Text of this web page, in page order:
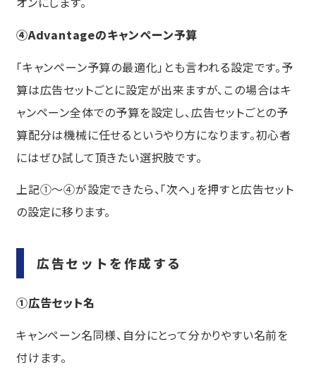
④Advantageのキャンペーン予算
「キャンペーン予算の最適化」とも言われる設定です。予
算は広告セットごとに設定が出来ますが、この場合はキ
ャンペーン全体での予算を設定し、広告セットごとの予
算配分は機械に任せるというやり方になります。初心者
にはぜひ試して頂きたい選択肢です。
上記①〜④が設定できたら、「次へ」を押すと広告セット
の設定に移ります。
広告セットを作成する
①広告セット名
キャンペーン名同様、自分にとって分かりやすい名前を
付けます。